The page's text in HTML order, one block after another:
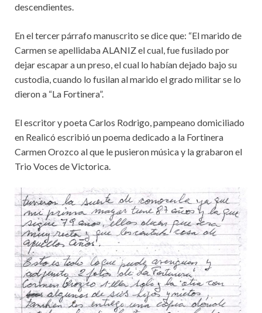
descendientes.
En el tercer párrafo manuscrito se dice que: “El marido de
Carmen se apellidaba ALANIZ el cual, fue fusilado por
dejar escapar a un preso, el cual lo habían dejado bajo su
custodia, cuando lo fusilan al marido el grado militar se lo
dieron a “La Fortinera”.
El escritor y poeta Carlos Rodrigo, pampeano domiciliado
en Realicó escribió un poema dedicado a la Fortinera
Carmen Orozco al que le pusieron música y la grabaron el
Trio Voces de Victorica.